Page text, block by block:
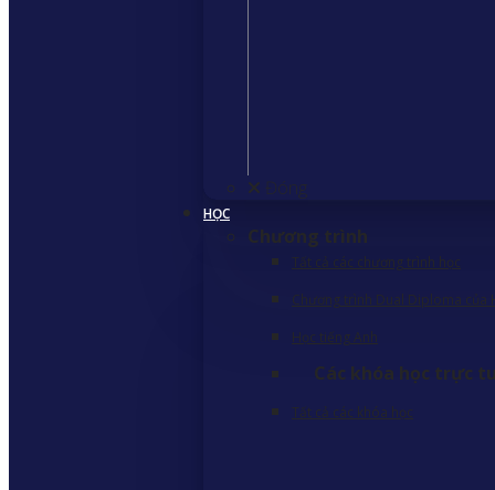
Đóng
HỌC
Chương trình
Tất cả các chương trình học
Chương trình Dual Diploma của
Học tiếng Anh
Các khóa học trực
Tất cả các khóa học